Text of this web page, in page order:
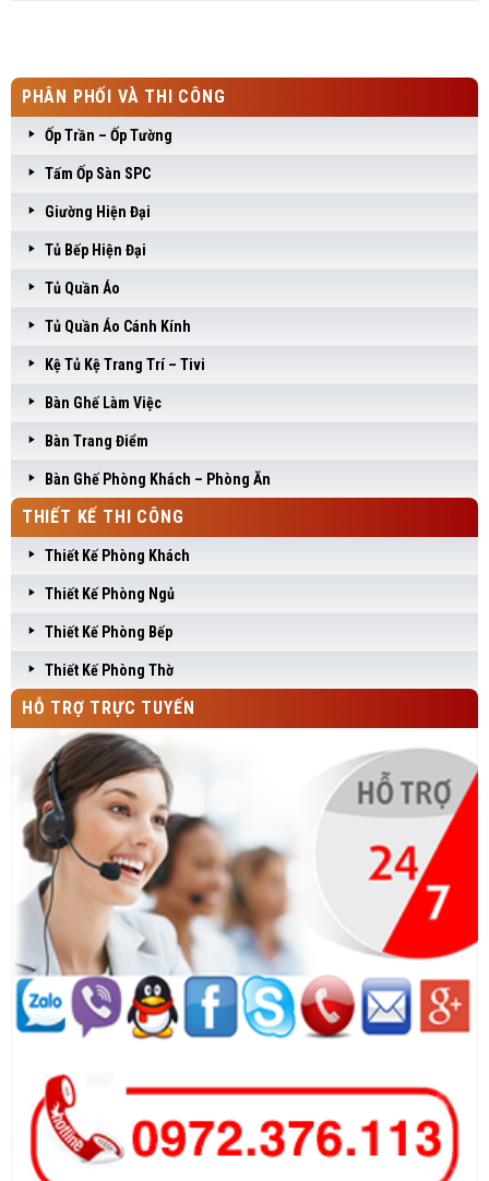
PHÂN PHỐI VÀ THI CÔNG
Ốp Trần – Ốp Tường
Tấm Ốp Sàn SPC
Giường Hiện Đại
Tủ Bếp Hiện Đại
Tủ Quần Áo
Tủ Quần Áo Cánh Kính
Kệ Tủ Kệ Trang Trí – Tivi
Bàn Ghế Làm Việc
Bàn Trang Điểm
Bàn Ghế Phòng Khách – Phòng Ăn
THIẾT KẾ THI CÔNG
Thiết Kế Phòng Khách
Thiết Kế Phòng Ngủ
Thiết Kế Phòng Bếp
Thiết Kế Phòng Thờ
HỖ TRỢ TRỰC TUYẾN